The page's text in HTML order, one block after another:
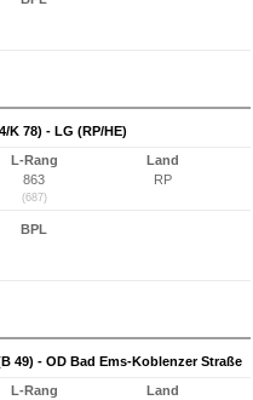
K 78) - LG (RP/HE)
L-Rang
863
(687)
Land
RP
BPL
49) - OD Bad Ems-Koblenzer Straße
L-Rang
Land